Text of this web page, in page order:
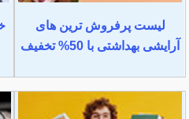
لیست پرفروش ترین های
آرایشی بهداشتی با 50% تخفیف